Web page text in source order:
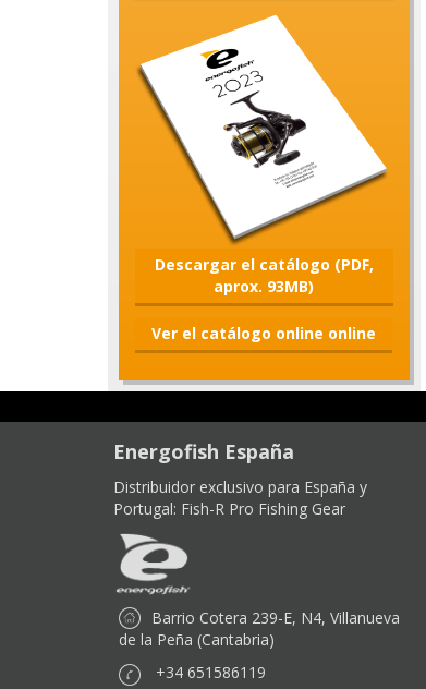
Descargar el catálogo (PDF,
aprox. 93MB)
Ver el catálogo online online
Energofish España
Distribuidor exclusivo para España y
Portugal: Fish-R Pro Fishing Gear
Barrio Cotera 239-E, N4, Villanueva
de la Peña (Cantabria)
+34 651586119